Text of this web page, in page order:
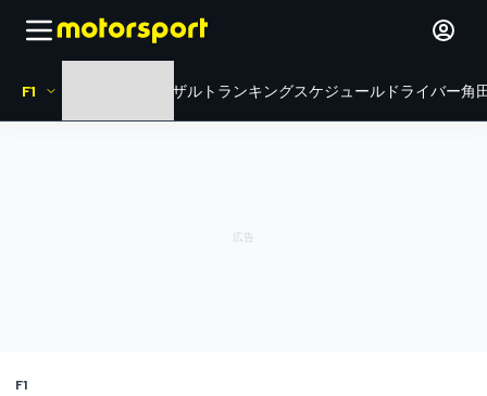
F1 リザルト ランキングスケジュール ドライバー角
F1